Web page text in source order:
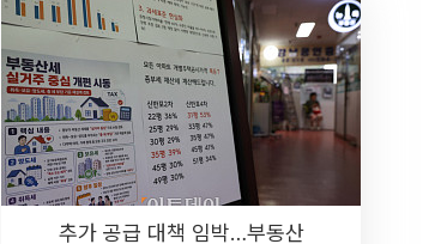
추가 공급 대책 임박…부동산